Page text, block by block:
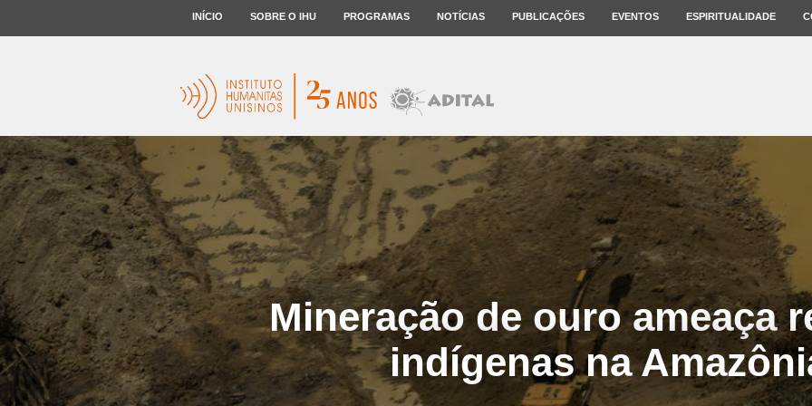
INÍCIO SOBRE O IHU PROGRAMAS NOTÍCIAS PUBLICAÇÕES EVENTOS ESPIRITUALIDADE
Mineração de ouro ameaça
indígenas na